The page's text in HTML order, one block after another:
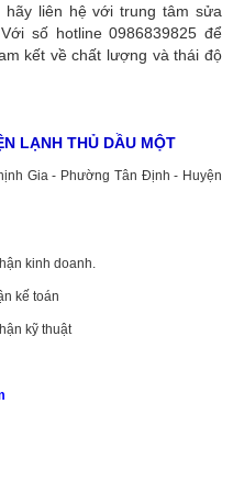
liên hệ với trung tâm sửa
số hotline 0986839825 để
kết về chất lượng và thái độ
LẠNH THỦ DẦU MỘT
Gia - Phường Tân Định - Huyện
kinh doanh.
kế toán
kỹ thuật